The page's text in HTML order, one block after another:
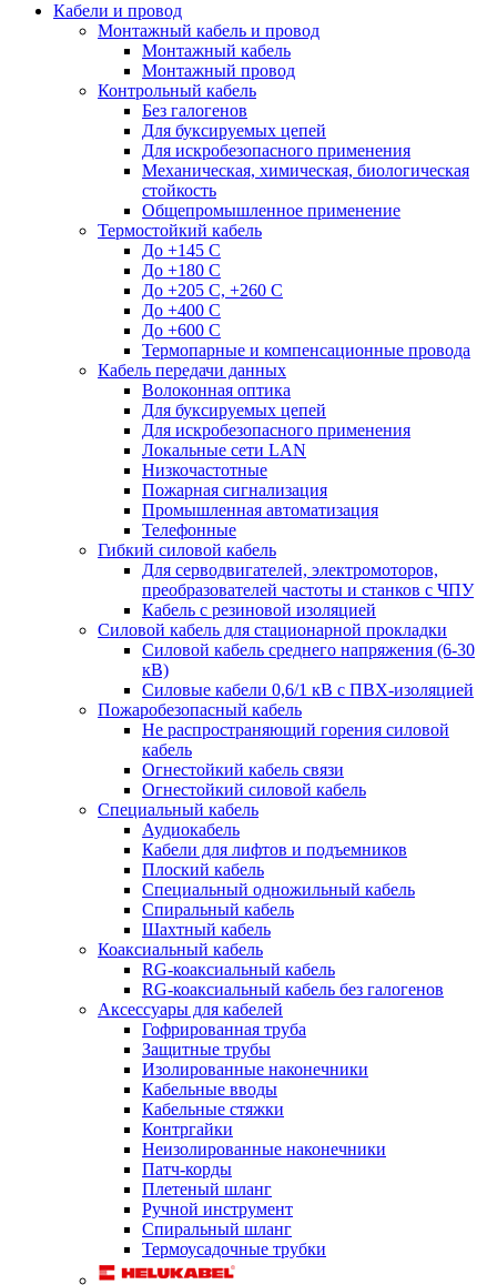
Кабели и провод
Монтажный кабель и провод
Монтажный кабель
Монтажный провод
Контрольный кабель
Без галогенов
Для буксируемых цепей
Для искробезопасного применения
Механическая, химическая, биологическая
стойкость
Общепромышленное применение
Термостойкий кабель
До +145 С
До +180 C
До +205 С, +260 С
До +400 C
До +600 С
Термопарные и компенсационные провода
Кабель передачи данных
Волоконная оптика
Для буксируемых цепей
Для искробезопасного применения
Локальные сети LAN
Низкочастотные
Пожарная сигнализация
Промышленная автоматизация
Телефонные
Гибкий силовой кабель
Для серводвигателей, электромоторов,
преобразователей частоты и станков с ЧПУ
Кабель с резиновой изоляцией
Силовой кабель для стационарной прокладки
Силовой кабель среднего напряжения (6-30
кВ)
Силовые кабели 0,6/1 кВ с ПВХ-изоляцией
Пожаробезопасный кабель
Не распространяющий горения силовой
кабель
Огнестойкий кабель связи
Огнестойкий силовой кабель
Специальный кабель
Аудиокабель
Кабели для лифтов и подъемников
Плоский кабель
Специальный одножильный кабель
Спиральный кабель
Шахтный кабель
Коаксиальный кабель
RG-коаксиальный кабель
RG-коаксиальный кабель без галогенов
Аксессуары для кабелей
Гофрированная труба
Защитные трубы
Изолированные наконечники
Кабельные вводы
Кабельные стяжки
Контргайки
Неизолированные наконечники
Патч-корды
Плетеный шланг
Ручной инструмент
Спиральный шланг
Термоусадочные трубки